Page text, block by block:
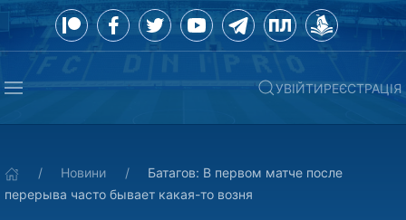
УВІЙТИРЕЄСТРАЦІЯ
Новини
Батагов: В первом матче после
перерыва часто бывает какая-то возня